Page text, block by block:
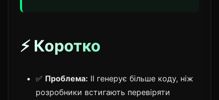
⚡ Коротко
✅ Проблема: ІІ генерує більше коду, ніж
розробники встигають перевіряти